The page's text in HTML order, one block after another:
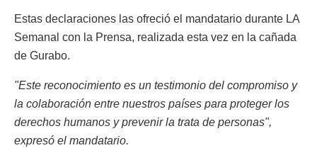
Estas declaraciones las ofreció el mandatario durante LA
Semanal con la Prensa, realizada esta vez en la cañada
de Gurabo.
"Este reconocimiento es un testimonio del compromiso y
la colaboración entre nuestros países para proteger los
derechos humanos y prevenir la trata de personas",
expresó el mandatario.